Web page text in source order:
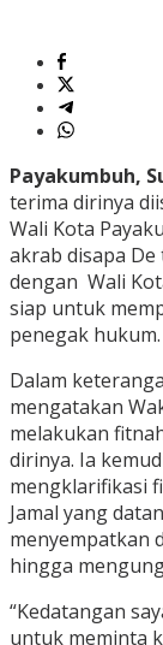
Payakumbuh,
terima dirinya
Wali Kota
akrab disapa
dengan Wali
siap untuk
penegak hukum.
Dalam
mengatakan
melakukan
dirinya. Ia
mengklarifikasi
Jamal yang
menyempatkan
hingga
“Kedatangan
untuk meminta